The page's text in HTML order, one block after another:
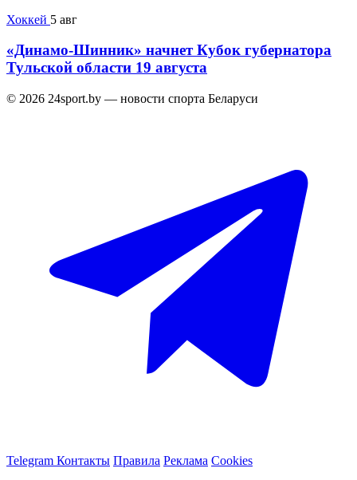
Хоккей 5 авг
«Динамо-Шинник» начнет Кубок губернатора
Тульской области 19 августа
© 2026 24sport.by — новости спорта Беларуси
Telegram Контакты Правила Реклама Cookies